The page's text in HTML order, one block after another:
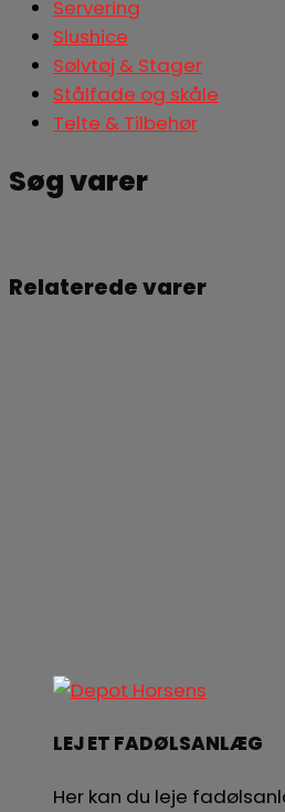
LEJ ET FADØLSANLÆG
Her kan du leje
Servering
Slushice
Sølvtøj & Stager
Stålfade og skåle
Telte & Tilbehør
Søg varer
Relaterede varer